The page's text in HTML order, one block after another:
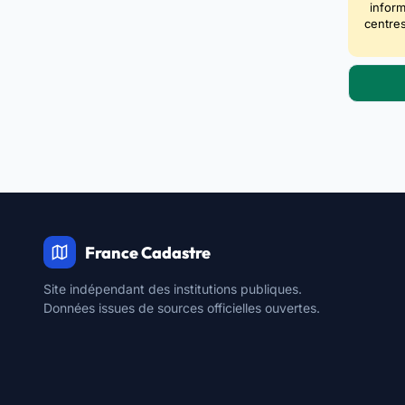
France Cadastre
Site indépendant des institutions publiques.
Données issues de sources officielles ouvertes.